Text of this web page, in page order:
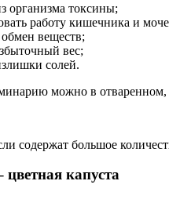
организма токсины;
работу кишечника и
веществ;
вес;
солей.
можно в
содержат большое
капуста